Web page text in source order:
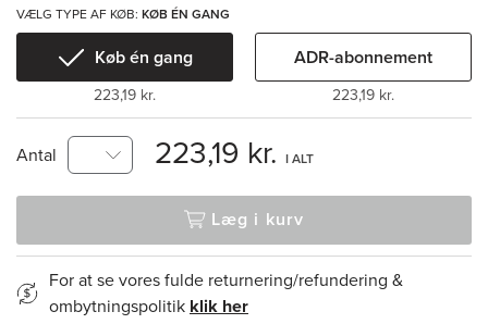
VÆLG TYPE AF KØB: KØB ÉN GANG
Køb én gang
223,19 kr.
ADR-abonnement
223,19 kr.
Antal 223,19 kr. I ALT
Læg i kurv
For at se vores fulde returnering/refundering &
ombytningspolitik klik her